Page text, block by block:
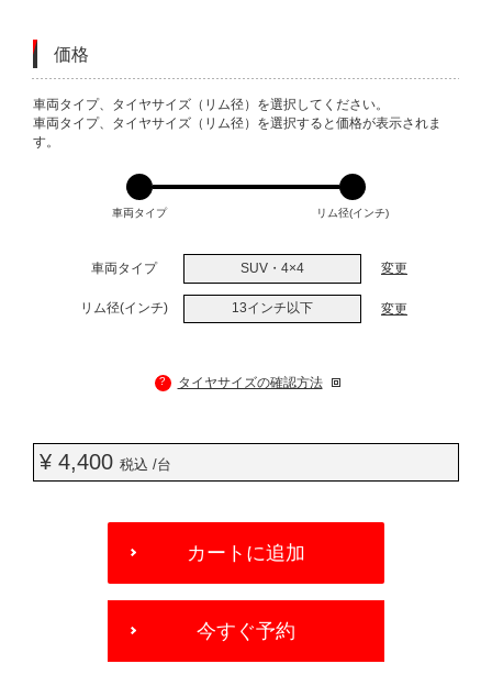
価格
VARIATIONS
車両タイプ、タイヤサイズ（リム径）を選択してください。
車両タイプ、タイヤサイズ（リム径）を選択すると価格が表示されま
す。
車両タイプ リム径(インチ)
車両タイプ SUV・4×4 変更
リム径(インチ) 13インチ以下 変更
? タイヤサイズの確認方法
¥ 4,400 税込 /台
OPTIONS
カートに追加
今すぐ予約